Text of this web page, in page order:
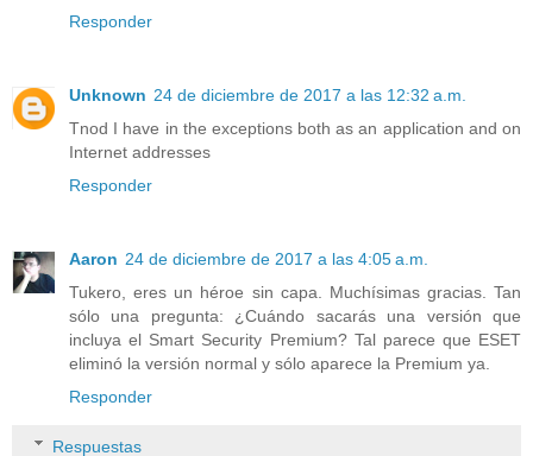
Responder
Unknown 24 de diciembre de 2017 a las 12:32 a.m.
Tnod I have in the exceptions both as an application and on
Internet addresses
Responder
Aaron 24 de diciembre de 2017 a las 4:05 a.m.
Tukero, eres un héroe sin capa. Muchísimas gracias. Tan
sólo una pregunta: ¿Cuándo sacarás una versión que
incluya el Smart Security Premium? Tal parece que ESET
eliminó la versión normal y sólo aparece la Premium ya.
Responder
Respuestas